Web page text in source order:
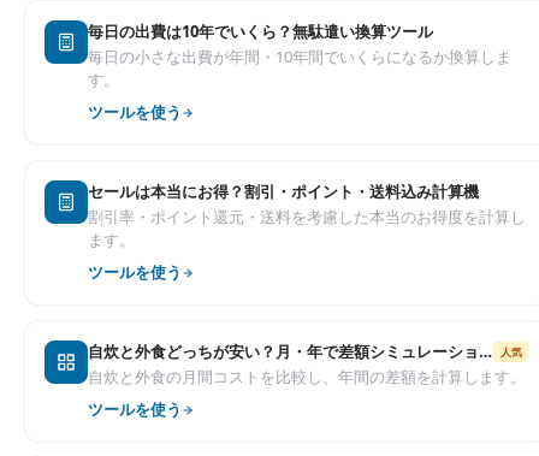
毎日の出費は10年でいくら？無駄遣い換算ツール
毎日の小さな出費が年間・10年間でいくらになるか換算しま
す。
ツールを使う
セールは本当にお得？割引・ポイント・送料込み計算機
割引率・ポイント還元・送料を考慮した本当のお得度を計算し
ます。
ツールを使う
自炊と外食どっちが安い？月・年で差額シミュレーション 人気
自炊と外食の月間コストを比較し、年間の差額を計算します。
ツールを使う